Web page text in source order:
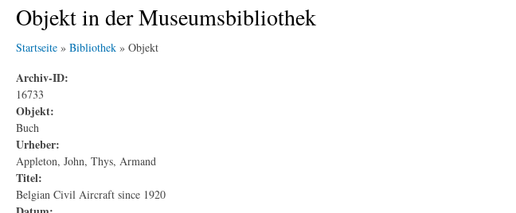
Objekt in der Museumsbibliothek
Startseite » Bibliothek » Objekt
Archiv-ID:
16733
Objekt:
Buch
Urheber:
Appleton, John, Thys, Armand
Titel:
Belgian Civil Aircraft since 1920